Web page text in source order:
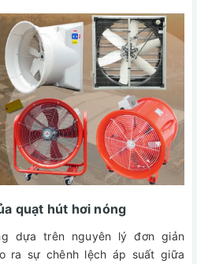
quạt hút hơi nóng
dựa trên nguyên lý đơn giản
ra sự chênh lệch áp suất giữa